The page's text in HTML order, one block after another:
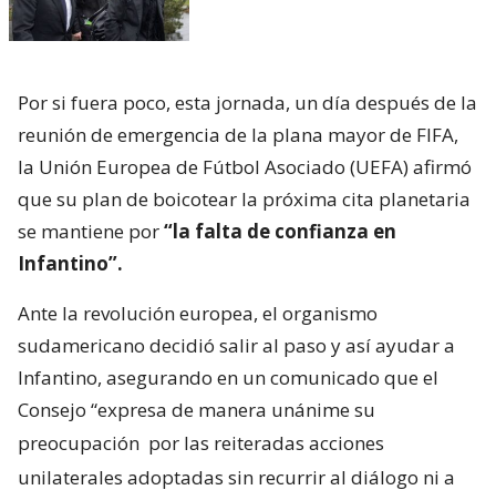
Por si fuera poco, esta jornada, un día después de la
reunión de emergencia de la plana mayor de FIFA,
la Unión Europea de Fútbol Asociado (UEFA) afirmó
que su plan de boicotear la próxima cita planetaria
se mantiene por“la falta de confianza en
Infantino”.
Ante la revolución europea, el organismo
sudamericano decidió salir al paso y así ayudar a
Infantino, asegurando en un comunicado que el
Consejo “expresa de manera unánime su
preocupación por las reiteradas acciones
unilaterales adoptadas sin recurrir al diálogo ni a